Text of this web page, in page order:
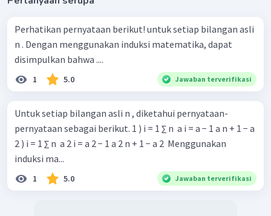
LANGKAH 2: Buktikan untuk sembarang bilangan asli
jika
bernilai benar mengakibatkan
benar.
Perhatikan pernyataan
sebagai berikut!
untuk setiap bilangan asli
BENAR.
Pernyataan
bisa didapat dengan melakukan substitusi
Perhatikan pernyataan berikut! untuk setiap bilangan asli
n . Dengan menggunakan induksi matematika, dapat
disimpulkan bahwa ....
1 5.0 Jawaban terverifikasi
Untuk setiap bilangan asli n , diketahui pernyataan-
pernyataan sebagai berikut. 1 ) i = 1 ∑ n ​ a i = a − 1 a n + 1 − a ​
2 ) i = 1 ∑ n ​ a 2 i = a 2 − 1 a 2 n + 1 − a 2 ​ Menggunakan
induksi ma...
1 5.0 Jawaban terverifikasi